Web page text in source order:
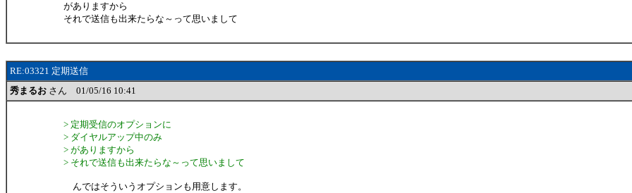
がありますから
それで送信も出来たらな～って思いまして
RE:03321 定期送信
秀まるお さん 01/05/16 10:41
> 定期受信のオプションに
> ダイヤルアップ中のみ
> がありますから
> それで送信も出来たらな～って思いまして
んではそういうオプションも用意します。